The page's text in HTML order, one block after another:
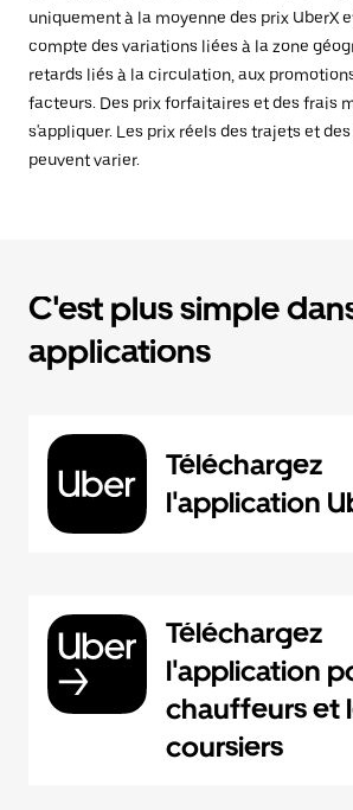
uniquement à la moyenne des prix UberX
compte des variations liées à la zone
retards liés à la circulation, aux
facteurs. Des prix forfaitaires et des frais
s'appliquer. Les prix réels des trajets et
peuvent varier.
C'est plus simple
applications
Téléchargez
l'application
Téléchargez
l'application
chauffeurs et
coursiers